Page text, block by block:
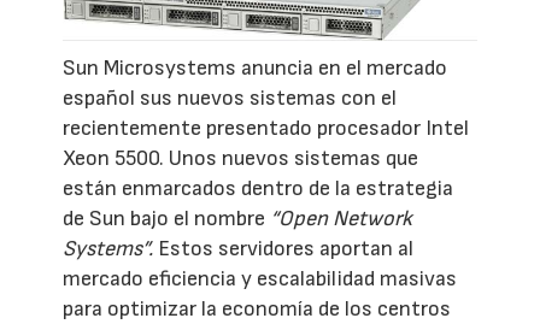
Sun Microsystems anuncia en el mercado
español sus nuevos sistemas con el
recientemente presentado procesador Intel
Xeon 5500. Unos nuevos sistemas que
están enmarcados dentro de la estrategia
de Sun bajo el nombre “Open Network
Systems”. Estos servidores aportan al
mercado eficiencia y escalabilidad masivas
para optimizar la economía de los centros